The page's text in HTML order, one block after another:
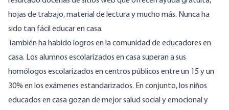
hojas de trabajo, material de lectura y mucho más. Nunca ha
sido tan fácil educar en casa.
También ha habido logros en la comunidad de educadores en
casa. Los alumnos escolarizados en casasuperana sus
homólogos escolarizados en centros públicos entre un 15 y un
30% en los exámenes estandarizados. En conjunto, los niños
educados encasagozan de mejor salud social y emocional y